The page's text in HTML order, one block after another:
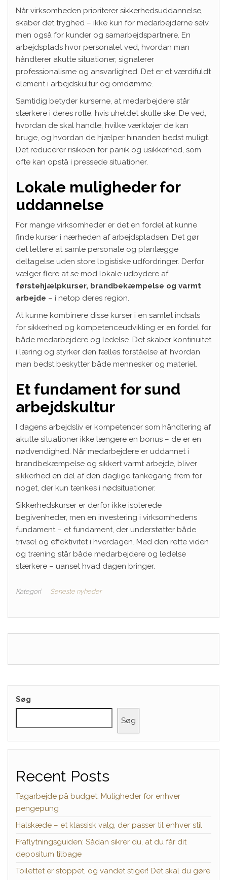
Når virksomheden prioriterer sikkerhedsuddannelse,
skaber det tryghed – ikke kun for medarbejderne selv,
men også for kunder og samarbejdspartnere. En
arbejdsplads hvor personalet ved, hvordan man
håndterer akutte situationer, signalerer
professionalisme og ansvarlighed. Det er et værdifuldt
element i arbejdskultur og omdømme.
Samtidig betyder kurserne, at medarbejdere står
stærkere i deres rolle, hvis uheldet skulle ske. De ved,
hvordan de skal handle, hvilke værktøjer de kan
bruge, og hvordan de hjælper hinanden bedst muligt.
Det reducerer risikoen for panik og usikkerhed, som
ofte kan opstå i pressede situationer.
Lokale muligheder for
uddannelse
For mange virksomheder er det en fordel at kunne
finde kurser i nærheden af arbejdspladsen. Det gør
det lettere at samle personale og planlægge
deltagelse uden store logistiske udfordringer. Derfor
vælger flere at se mod lokale udbydere af
førstehjælpkurser, brandbekæmpelse og varmt
arbejde – i netop deres region.
At kunne kombinere disse kurser i en samlet indsats
for sikkerhed og kompetenceudvikling er en fordel for
både medarbejdere og ledelse. Det skaber kontinuitet
i læring og styrker den fælles forståelse af, hvordan
man bedst beskytter både mennesker og materiel.
Et fundament for sund
arbejdskultur
I dagens arbejdsliv er kompetencer som håndtering af
akutte situationer ikke længere en bonus – de er en
nødvendighed. Når medarbejdere er uddannet i
brandbekæmpelse og sikkert varmt arbejde, bliver
sikkerhed en del af den daglige tankegang frem for
noget, der kun tænkes i nødsituationer.
Sikkerhedskurser er derfor ikke isolerede
begivenheder, men en investering i virksomhedens
fundament – et fundament, der understøtter både
trivsel og effektivitet i hverdagen. Med den rette viden
og træning står både medarbejdere og ledelse
stærkere – uanset hvad dagen bringer.
Kategori Seneste nyheder
Søg
Søg
Recent Posts
Tagarbejde på budget: Muligheder for enhver
pengepung
Halskæde – et klassisk valg, der passer til enhver stil
Fraflytningsguiden: Sådan sikrer du, at du får dit
depositum tilbage
Toilettet er stoppet, og vandet stiger! Det skal du gøre